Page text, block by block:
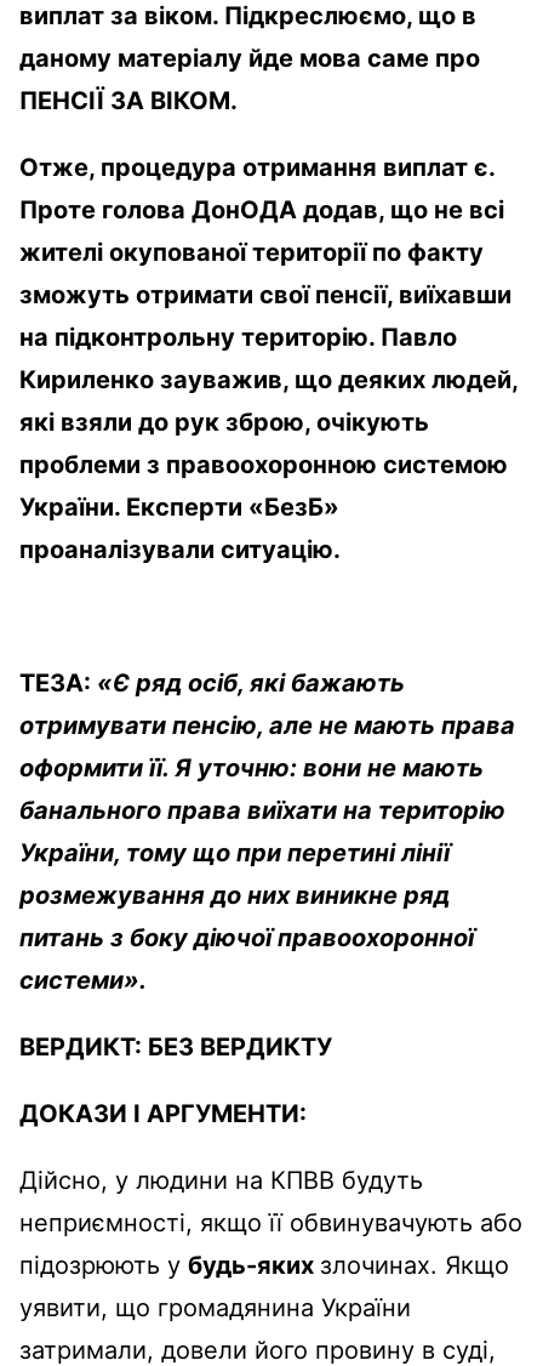
виплат за віком. Підкреслюємо, що в
даному матеріалу йде мова саме про
ПЕНСІЇ ЗА ВІКОМ.
Отже, процедура отримання виплат є.
Проте голова ДонОДА додав, що не всі
жителі окупованої території по факту
зможуть отримати свої пенсії, виїхавши
на підконтрольну територію. Павло
Кириленко зауважив, що деяких людей,
які взяли до рук зброю, очікують
проблеми з правоохоронною системою
України. Експерти «БезБ»
проаналізували ситуацію.
ТЕЗА: «Є ряд осіб, які бажають
отримувати пенсію, але не мають права
оформити її. Я уточню: вони не мають
банального права виїхати на територію
України, тому що при перетині лінії
розмежування до них виникне ряд
питань з боку діючої правоохоронної
системи».
ВЕРДИКТ: БЕЗ ВЕРДИКТУ
ДОКАЗИ І АРГУМЕНТИ:
Дійсно, у людини на КПВВ будуть
неприємності, якщо її обвинувачують або
підозрюють у будь-яких злочинах. Якщо
уявити, що громадянина України
затримали, довели його провину в суді,